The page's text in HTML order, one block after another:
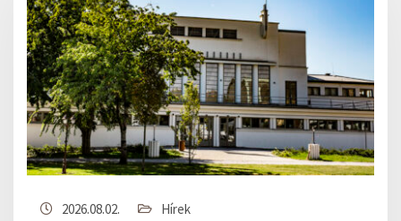
2026.08.02. Hírek